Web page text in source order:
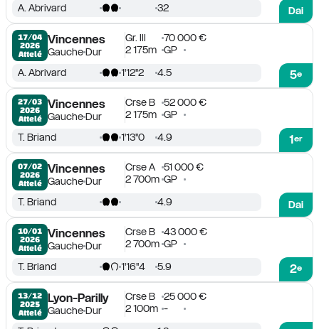
Dai
A. Abrivard 32
17/04
2026
Attelé
Vincennes
GaucheDur
Gr. III
70 000 €
2 175m GP
5e
A. Abrivard 1'12''2 4.5
27/03
2026
Attelé
Vincennes
GaucheDur
Crse B
52 000 €
2 175m GP
1er
T. Briand 1'13''0 4.9
07/02
2026
Attelé
Vincennes
GaucheDur
Crse A
51 000 €
2 700m GP
Dai
T. Briand 4.9
10/01
2026
Attelé
Vincennes
GaucheDur
Crse B
43 000 €
2 700m GP
2e
T. Briand 1'16''4 5.9
13/12
2025
Attelé
Lyon-Parilly
GaucheDur
Crse B
25 000 €
2 100m -